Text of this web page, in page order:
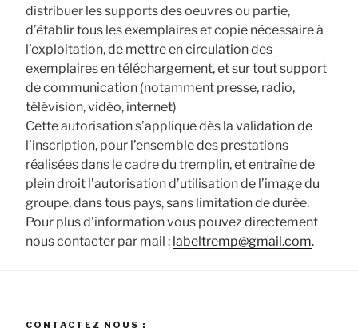
distribuer les supports des oeuvres ou partie,
d’établir tous les exemplaires et copie nécessaire à
l’exploitation, de mettre en circulation des
exemplaires en téléchargement, et sur tout support
de communication (notamment presse, radio,
télévision, vidéo, internet)
Cette autorisation s’applique dès la validation de
l’inscription, pour l’ensemble des prestations
réalisées dans le cadre du tremplin, et entraîne de
plein droit l’autorisation d’utilisation de l’image du
groupe, dans tous pays, sans limitation de durée.
Pour plus d’information vous pouvez directement
nous contacter par mail : labeltremp@gmail.com.
CONTACTEZ NOUS :